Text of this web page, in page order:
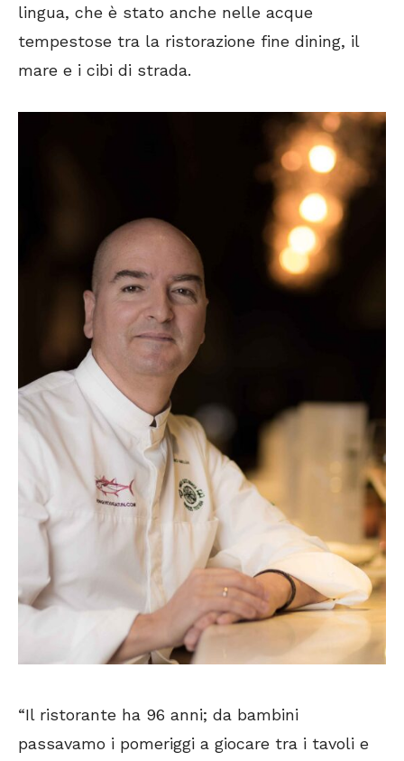
lingua, che è stato anche nelle acque
tempestose tra la ristorazione fine dining, il
mare e i cibi di strada.
“Il ristorante ha 96 anni; da bambini
passavamo i pomeriggi a giocare tra i tavoli e